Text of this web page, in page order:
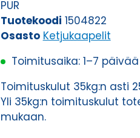
PUR
UL/CSA
(AWG19)
määrä
PUR
Tuotekoodi 1504822
Osasto Ketjukaapelit
Toimitusaika: 1–7 päivää
Toimituskulut 35kg:n asti
Yli 35kg:n toimituskulut
mukaan.